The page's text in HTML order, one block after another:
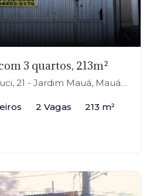
3 quartos, 213m²
21 - Jardim Mauá, Mauá-SP
2 Vagas 213 m²